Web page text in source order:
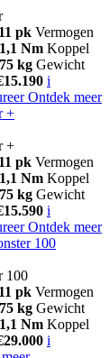
pk Vermogen
Nm Koppel
kg Gewicht
i
Ontdek meer
+
+
pk Vermogen
Nm Koppel
kg Gewicht
i
Ontdek meer
100
100
pk Vermogen
kg Gewicht
Nm Koppel
i